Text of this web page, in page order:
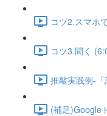
コツ2.スマホ
コツ3.聞く
推敲実践例-
(補足)Google